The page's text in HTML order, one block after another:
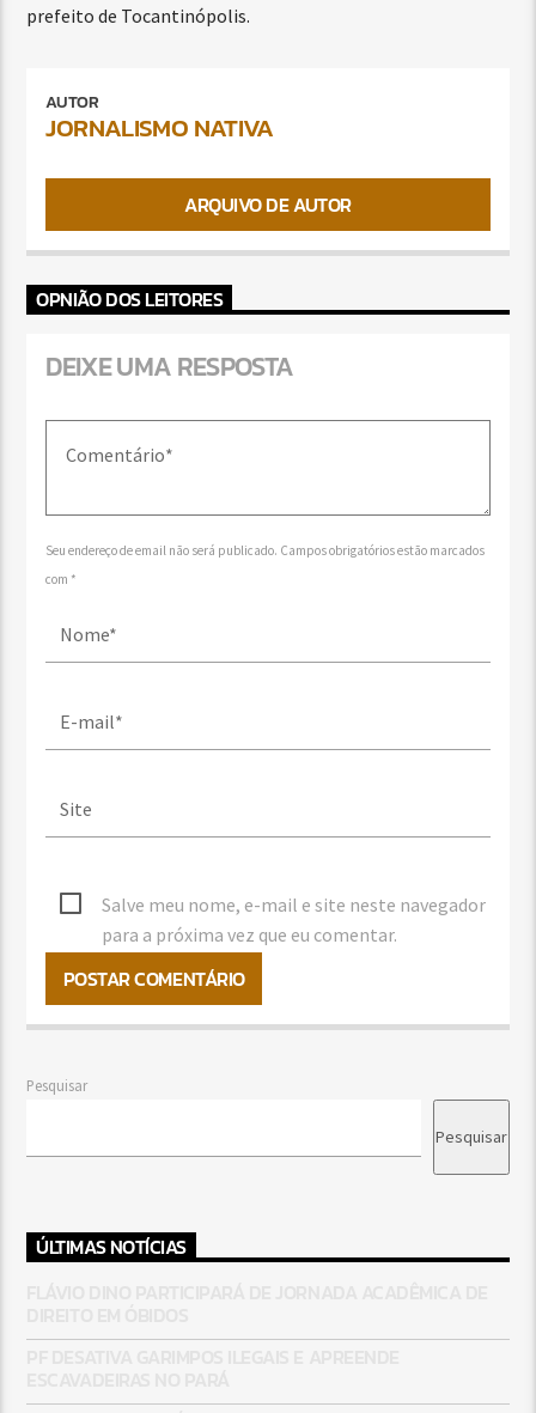
prefeito de Tocantinópolis.
AUTOR
JORNALISMO NATIVA
ARQUIVO DE AUTOR
OPNIÃO DOS LEITORES
DEIXE UMA RESPOSTA
Seu endereço de email não será publicado. Campos obrigatórios estão marcados
com *
Salve meu nome, e-mail e site neste navegador
para a próxima vez que eu comentar.
Pesquisar
Pesquisar
ÚLTIMAS NOTÍCIAS